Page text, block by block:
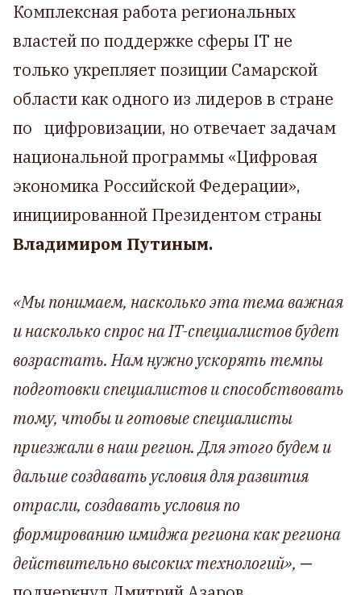
Комплексная работа региональных
властей по поддержке сферы IT не
только укрепляет позиции Самарской
области как одного из лидеров в стране
по цифровизации, но отвечает задачам
национальной программы «Цифровая
экономика Российской Федерации»,
инициированной Президентом страны
Владимиром Путиным.
«Мы понимаем, насколько эта тема важная
и насколько спрос на IT-специалистов будет
возрастать. Нам нужно ускорять темпы
подготовки специалистов и способствовать
тому, чтобы и готовые специалисты
приезжали в наш регион. Для этого будем и
дальше создавать условия для развития
отрасли, создавать условия по
формированию имиджа региона как региона
действительно высоких технологий», —